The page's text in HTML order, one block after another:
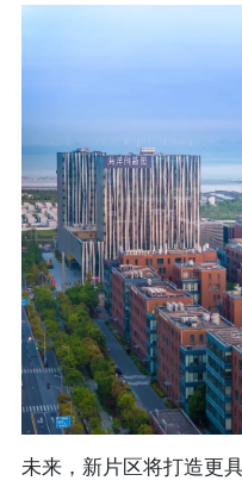
未来，新片区将打造更